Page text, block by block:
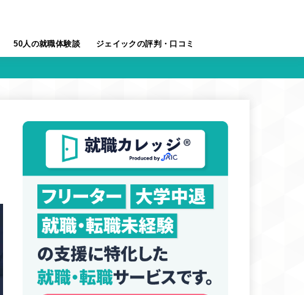
50人の就職体験談 ジェイックの評判・口コミ